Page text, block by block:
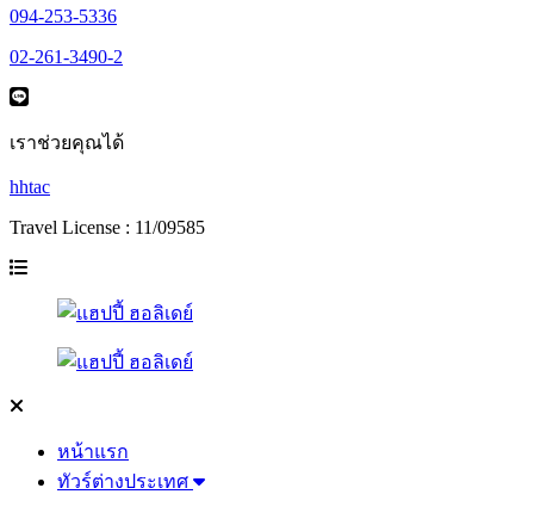
094-253-5336
02-261-3490-2
เราช่วยคุณได้
hhtac
Travel License : 11/09585
หน้าแรก
ทัวร์ต่างประเทศ